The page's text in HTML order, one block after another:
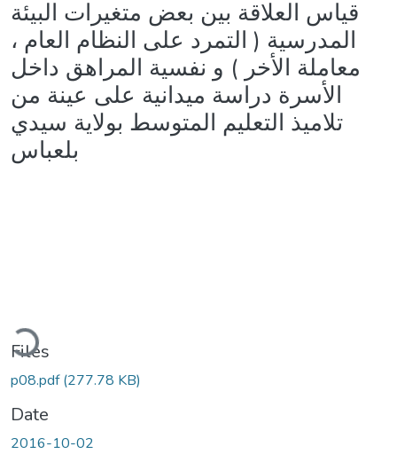
قياس العلاقة بين بعض متغيرات البيئة
المدرسية ( التمرد على النظام العام ،
معاملة الأخر ) و نفسية المراهق داخل
الأسرة دراسة ميدانية على عينة من
تلاميذ التعليم المتوسط بولاية سيدي
بلعباس
Files
p08.pdf(277.78 KB)
Date
2016-10-02